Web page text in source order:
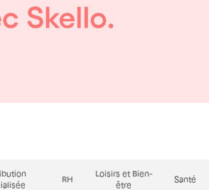
RH
Loisirs et Bien-
être
Santé